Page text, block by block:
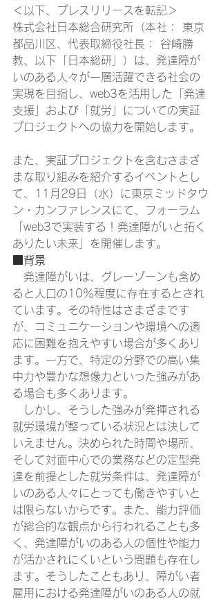
＜以下、プレスリリースを転記＞
株式会社日本総合研究所（本社： 東京
都品川区、代表取締役社長： 谷崎勝
教、以下「日本総研」）は、発達障が
いのある人々が一層活躍できる社会の
実現を目指し、web3を活用した「発達
支援」および「就労」についての実証
プロジェクトへの協力を開始します。
また、実証プロジェクトを含むさまざ
まな取り組みを紹介するイベントとし
て、11月29日（水）に東京ミッドタウ
ン・カンファレンスにて、フォーラム
「web3で実装する！発達障がいと拓く
ありたい未来」を開催します。
■背景
発達障がいは、グレーゾーンも含め
ると人口の10％程度に存在するとされ
ています。その特性はさまざまです
が、コミュニケーションや環境への適
応に困難を抱えやすい場合が多くあり
ます。一方で、特定の分野での高い集
中力や豊かな想像力といった強みがあ
る場合も多くあります。
しかし、そうした強みが発揮される
就労環境が整っている状況とは決して
いえません。決められた時間や場所、
そして対面中心での業務などの定型発
達を前提とした就労条件は、発達障が
いのある人々にとっても働きやすいと
は限らないからです。また、能力評価
が総合的な観点から行われることも多
く、発達障がいのある人の個性や能力
が活かされにくいという問題も存在し
ます。そうしたこともあり、障がい者
雇用における発達障がいのある人の就